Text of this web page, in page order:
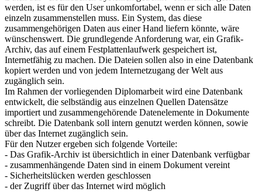
werden, ist es für den User unkomfortabel, wenn er sich alle Daten
einzeln zusammenstellen muss. Ein System, das diese
zusammengehörigen Daten aus einer Hand liefern könnte, wäre
wünschenswert. Die grundlegende Anforderung war, ein Grafik-
Archiv, das auf einem Festplattenlaufwerk gespeichert ist,
Internetfähig zu machen. Die Dateien sollen also in eine Datenbank
kopiert werden und von jedem Internetzugang der Welt aus
zugänglich sein.
Im Rahmen der vorliegenden Diplomarbeit wird eine Datenbank
entwickelt, die selbständig aus einzelnen Quellen Datensätze
importiert und zusammengehörende Datenelemente in Dokumente
schreibt. Die Datenbank soll intern genutzt werden können, sowie
über das Internet zugänglich sein.
Für den Nutzer ergeben sich folgende Vorteile:
- Das Grafik-Archiv ist übersichtlich in einer Datenbank verfügbar
- zusammenhängende Daten sind in einem Dokument vereint
- Sicherheitslücken werden geschlossen
- der Zugriff über das Internet wird möglich